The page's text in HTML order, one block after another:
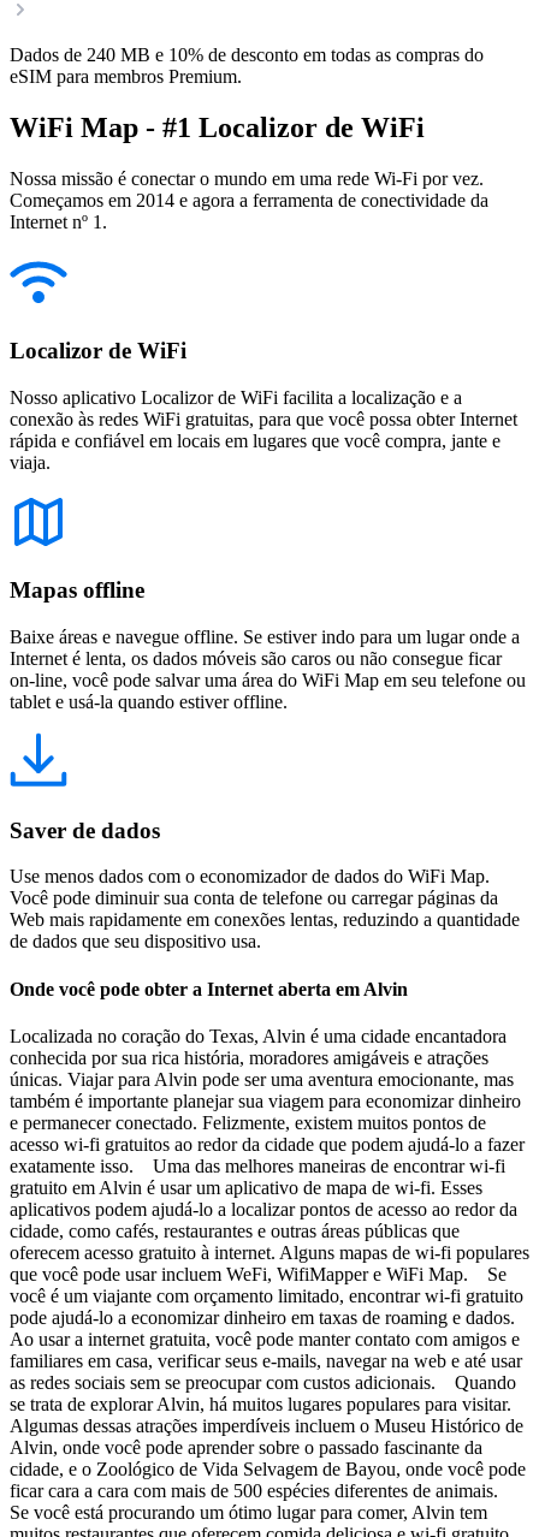
Dados de 240 MB e 10% de desconto em todas as compras do
eSIM para membros Premium.
WiFi Map - #1 Localizor de WiFi
Nossa missão é conectar o mundo em uma rede Wi-Fi por vez.
Começamos em 2014 e agora a ferramenta de conectividade da
Internet nº 1.
Localizor de WiFi
Nosso aplicativo Localizor de WiFi facilita a localização e a
conexão às redes WiFi gratuitas, para que você possa obter Internet
rápida e confiável em locais em lugares que você compra, jante e
viaja.
Mapas offline
Baixe áreas e navegue offline. Se estiver indo para um lugar onde a
Internet é lenta, os dados móveis são caros ou não consegue ficar
on-line, você pode salvar uma área do WiFi Map em seu telefone ou
tablet e usá-la quando estiver offline.
Saver de dados
Use menos dados com o economizador de dados do WiFi Map.
Você pode diminuir sua conta de telefone ou carregar páginas da
Web mais rapidamente em conexões lentas, reduzindo a quantidade
de dados que seu dispositivo usa.
Onde você pode obter a Internet aberta em Alvin
Localizada no coração do Texas, Alvin é uma cidade encantadora
conhecida por sua rica história, moradores amigáveis e atrações
únicas. Viajar para Alvin pode ser uma aventura emocionante, mas
também é importante planejar sua viagem para economizar dinheiro
e permanecer conectado. Felizmente, existem muitos pontos de
acesso wi-fi gratuitos ao redor da cidade que podem ajudá-lo a fazer
exatamente isso. Uma das melhores maneiras de encontrar wi-fi
gratuito em Alvin é usar um aplicativo de mapa de wi-fi. Esses
aplicativos podem ajudá-lo a localizar pontos de acesso ao redor da
cidade, como cafés, restaurantes e outras áreas públicas que
oferecem acesso gratuito à internet. Alguns mapas de wi-fi populares
que você pode usar incluem WeFi, WifiMapper e WiFi Map. Se
você é um viajante com orçamento limitado, encontrar wi-fi gratuito
pode ajudá-lo a economizar dinheiro em taxas de roaming e dados.
Ao usar a internet gratuita, você pode manter contato com amigos e
familiares em casa, verificar seus e-mails, navegar na web e até usar
as redes sociais sem se preocupar com custos adicionais. Quando
se trata de explorar Alvin, há muitos lugares populares para visitar.
Algumas dessas atrações imperdíveis incluem o Museu Histórico de
Alvin, onde você pode aprender sobre o passado fascinante da
cidade, e o Zoológico de Vida Selvagem de Bayou, onde você pode
ficar cara a cara com mais de 500 espécies diferentes de animais.
Se você está procurando um ótimo lugar para comer, Alvin tem